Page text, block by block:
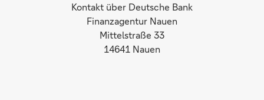
Kontakt über Deutsche Bank
Finanzagentur Nauen
Mittelstraße 33
14641 Nauen